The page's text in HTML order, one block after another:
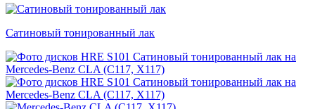
Сатиновый тонированный лак